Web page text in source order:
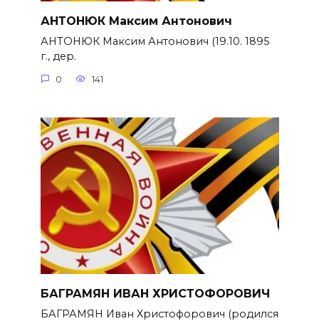
АНТОНЮК Максим Антонович
АНТОНЮК Максим Антонович (19.10. 1895
г., дер.
0 141
БАГРАМЯН ИВАН ХРИСТОФОРОВИЧ
БАГРАМЯН Иван Христофорович (родился